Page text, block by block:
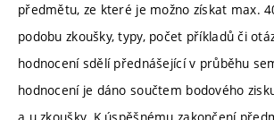
předmětu, ze které je možno získat max.
podobu zkoušky, typy, počet příkladů či
hodnocení sdělí přednášející v průběhu
hodnocení je dáno součtem bodového